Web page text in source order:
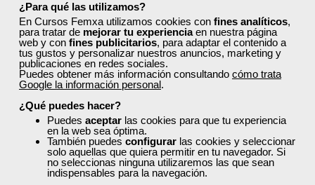
¿Para qué las utilizamos?
En Cursos Femxa utilizamos cookies con fines analíticos,
para tratar de mejorar tu experienciaen nuestra página
web y con fines publicitarios, para adaptar el contenido a
tus gustos y personalizar nuestros anuncios, marketing y
publicaciones en redes sociales.
Puedes obtener más información consultando cómo trata
Google la información personal.
¿Qué puedes hacer?
Puedes aceptar las cookies para que tu experiencia
en la web sea óptima.
También puedes configurar las cookies y seleccionar
solo aquellas que quiera permitir en tu navegador. Si
no seleccionas ninguna utilizaremos las que sean
indispensables para la navegación.
¿Por qué solicitar plaza en Femxa cuando se
puede hacer directamente desde el SEPE?
¿Son los docentes un aspecto diferencial de
los cursos de Femxa?
¿Los cursos de Femxa son prácticos y tienen
temario actualizado?